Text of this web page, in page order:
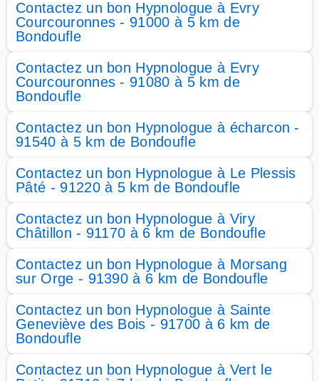
Contactez un bon Hypnologue à Evry
Courcouronnes - 91000 à 5 km de
Bondoufle
Contactez un bon Hypnologue à Evry
Courcouronnes - 91080 à 5 km de
Bondoufle
Contactez un bon Hypnologue à écharcon -
91540 à 5 km de Bondoufle
Contactez un bon Hypnologue à Le Plessis
Pâté - 91220 à 5 km de Bondoufle
Contactez un bon Hypnologue à Viry
Châtillon - 91170 à 6 km de Bondoufle
Contactez un bon Hypnologue à Morsang
sur Orge - 91390 à 6 km de Bondoufle
Contactez un bon Hypnologue à Sainte
Geneviève des Bois - 91700 à 6 km de
Bondoufle
Contactez un bon Hypnologue à Vert le